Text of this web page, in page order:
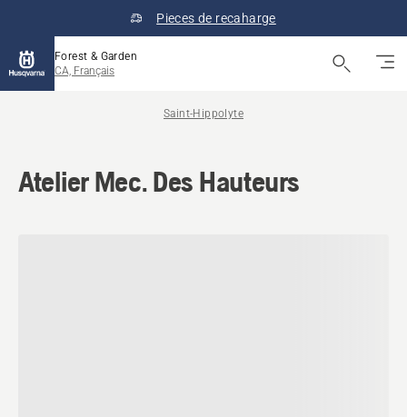
Pieces de recaharge
Forest & Garden
CA, Français
Saint-Hippolyte
Atelier Mec. Des Hauteurs